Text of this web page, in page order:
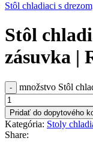
Stôl chladiaci s
Stôl
zásuvka |
množstvo Stôl
Pridať do dopytového
Kategória: Stoly
Share: